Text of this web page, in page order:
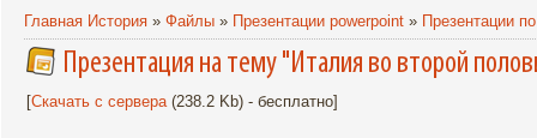
Главная История » Файлы » Презентации powerpoint » Презентации
Презентация на тему "Италия во второй
[Скачать с сервера(238.2 Kb) - бесплатно]